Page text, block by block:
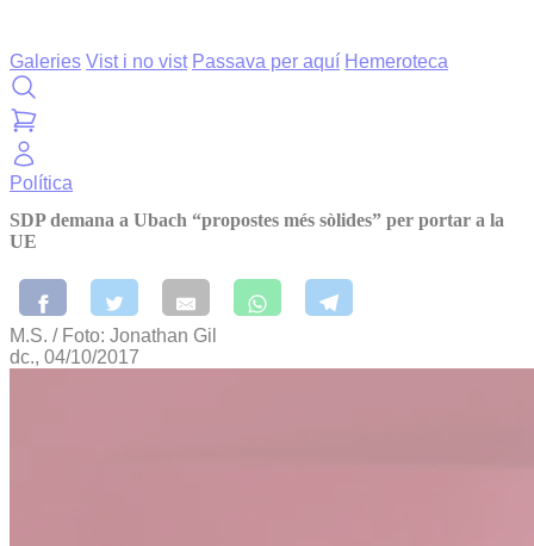
Galeries Vist i no vist Passava per aquí Hemeroteca
Política
SDP demana a Ubach “propostes més sòlides” per portar a la
UE
M.S. / Foto: Jonathan Gil
dc., 04/10/2017